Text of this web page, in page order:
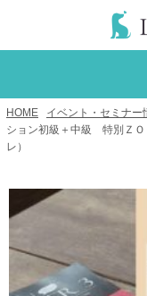
HOME イベント・セミナー
ション初級＋中級 特別Ｚ
レ）